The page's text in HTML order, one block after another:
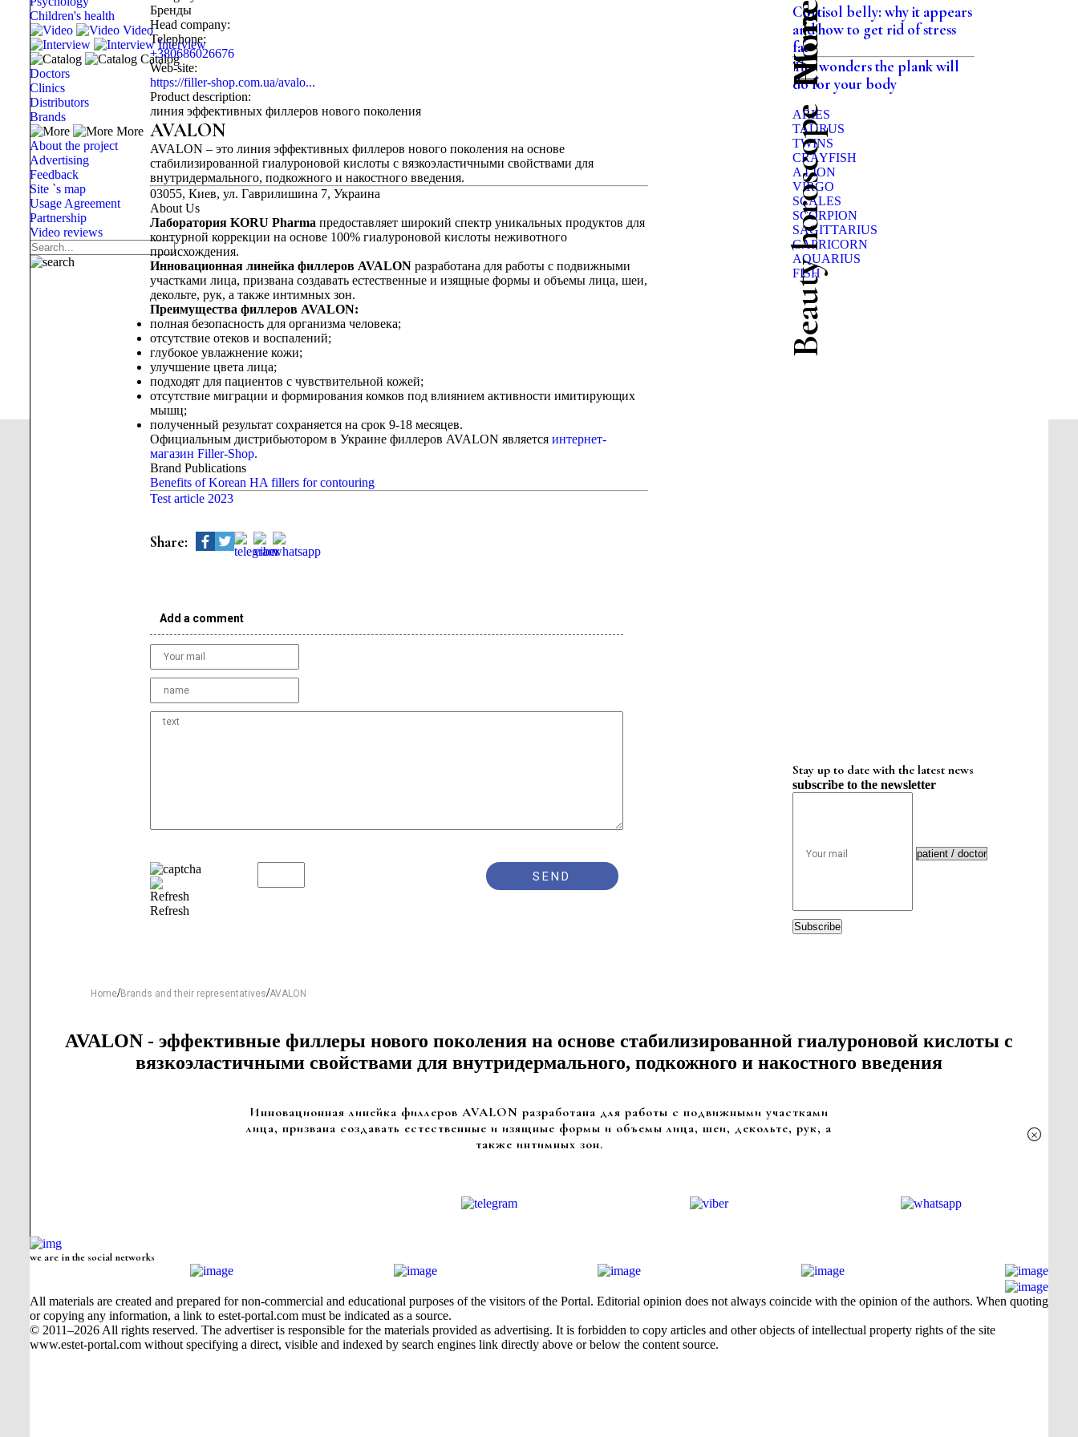
Children's health
Video
Interview
Catalog
Doctors
Clinics
Distributors
Brands
More
About the project
Advertising
Feedback
Site `s map
Usage Agreement
Partnership
Video reviews
Бренды
Head company:
Telephone:
+380686026676
Web-site:
https://filler-shop.com.ua/avalo...
Product description:
линия эффективных филлеров нового поколения
AVALON
AVALON – это линия эффективных филлеров нового поколения на основе
стабилизированной гиалуроновой кислоты с вязкоэластичными свойствами для
внутридермального, подкожного и накостного введения.
03055, Киев, ул. Гаврилишина 7, Украина
About Us
Лаборатория KORU Pharma предоставляет широкий спектр уникальных продуктов для
контурной коррекции на основе 100% гиалуроновой кислоты неживотного
происхождения.
Инновационная линейка филлеров AVALONразработана для работы с подвижными
участками лица, призвана создавать естественные и изящные формы и объемы лица, шеи,
декольте, рук, а также интимных зон.
Преимущества филлеров AVALON:
полная безопасность для организма человека;
отсутствие отеков и воспалений;
глубокое увлажнение кожи;
улучшение цвета лица;
подходят для пациентов с чувствительной кожей;
отсутствие миграции и формирования комков под влиянием активности имитирующих
мышц;
полученный результат сохраняется на срок 9-18 месяцев.
Официальным дистрибьютором в Украине филлеров AVALON является интернет-
магазин Filler-Shop.
Brand Publications
Benefits of Korean HA fillers for contouring
Test article 2023
Share:
Add a comment
Refresh
Home
Cortisol belly: why it appears
and how to get rid of stress
fat
The wonders the plank will
do for your body
Beauty horoscope
ARIES
TAURUS
TWINS
CRAYFISH
A LION
VIRGO
SCALES
SCORPION
SAGITTARIUS
CAPRICORN
AQUARIUS
FISH
Stay up to date with the latest news
subscribe to the newsletter
Subscribe
Home/Brands and their representatives/AVALON
AVALON - эффективные филлеры нового поколения на основе стабилизированной гиалуроновой кислоты с
вязкоэластичными свойствами для внутридермального, подкожного и накостного введения
Инновационная линейка филлеров AVALON разработана для работы с подвижными участками
лица, призвана создавать естественные и изящные формы и объемы лица, шеи, декольте, рук, а
также интимных зон.
×
we are in the social networks
All materials are created and prepared for non-commercial and educational purposes of the visitors of the Portal. Editorial opinion does not always coincide with the opinion of the authors. When quoting
or copying any information, a link to estet-portal.com must be indicated as a source.
© 2011–2026 All rights reserved. The advertiser is responsible for the materials provided as advertising. It is forbidden to copy articles and other objects of intellectual property rights of the site
www.estet-portal.com without specifying a direct, visible and indexed by search engines link directly above or below the content source.